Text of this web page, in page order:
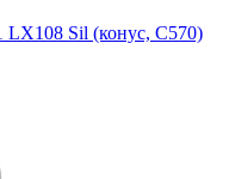
LX108 Sil (конус, C570)